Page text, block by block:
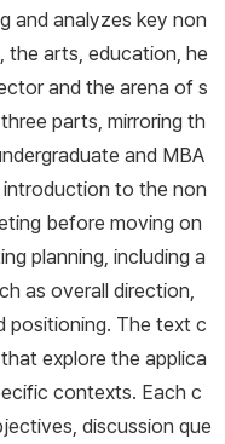
and analyzes key non
the arts, education, he
and the arena of s
parts, mirroring th
and MBA
to the non
before moving on
planning, including a
as overall direction,
positioning. The text c
explore the applica
contexts. Each c
discussion que